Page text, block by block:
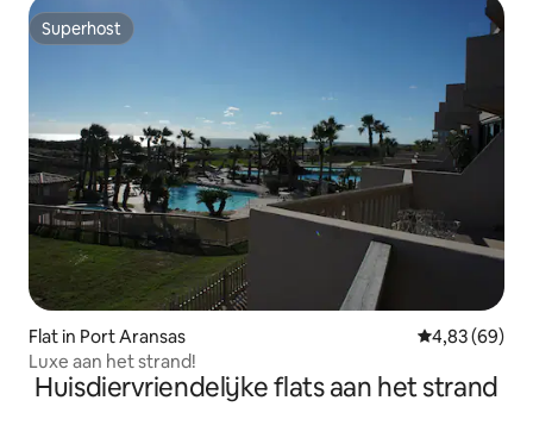
Superhost
Superhost
Flat in Port Aransas Gemiddelde
4,83 (69)
Luxe aan het strand!
Huisdiervriendelijke flats aan het strand